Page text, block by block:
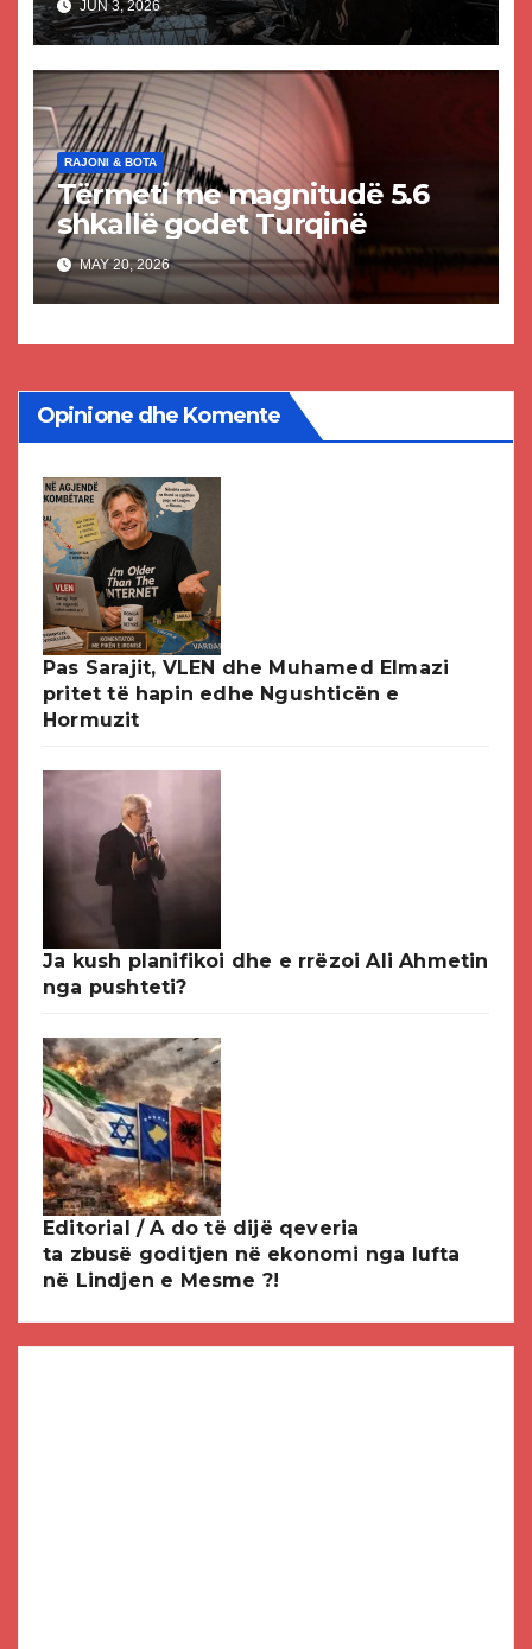
dhe shumë të plagosur
JUN 3, 2026
RAJONI & BOTA
Tërmeti me magnitudë 5.6
shkallë godet Turqinë
MAY 20, 2026
Opinione dhe Komente
Pas Sarajit, VLEN dhe Muhamed Elmazi
pritet të hapin edhe Ngushticën e
Hormuzit
Ja kush planifikoi dhe e rrëzoi Ali Ahmetin
nga pushteti?
Editorial / A do të dijë qeveria
ta zbusë goditjen në ekonomi nga lufta
në Lindjen e Mesme ?!